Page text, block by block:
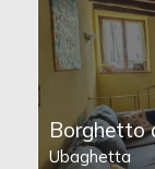
Borghetto
Ubaghetta